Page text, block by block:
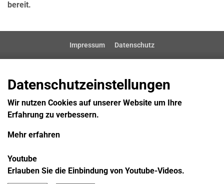
bereit.
Impressum Datenschutz
Datenschutzeinstellungen
Wir nutzen Cookies auf unserer Website um Ihre
Erfahrung zu verbessern.
Mehr erfahren
Youtube
Erlauben Sie die Einbindung von Youtube-Videos.